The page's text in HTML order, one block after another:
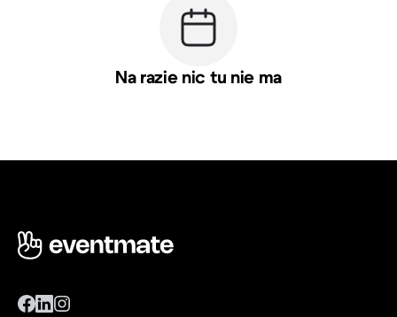
Na razie nic tu nie ma